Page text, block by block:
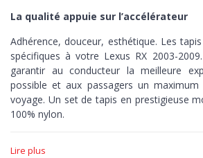
La qualité appuie sur l’accélérateur
Adhérence, douceur, esthétique. Les
spécifiques à votre Lexus RX 2003-
garantir au conducteur la meilleure
possible et aux passagers un
voyage. Un set de tapis en prestigieuse
100% nylon.
découpés à la perfection en fonction
Lire plus